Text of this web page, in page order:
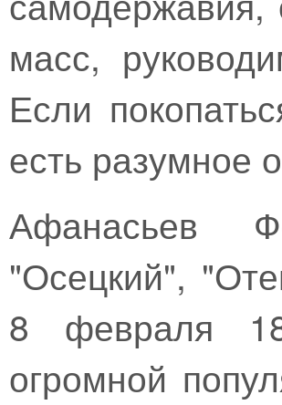
масс,
Если
есть разумное
Афанасьев
"Осецкий",
8 февраля
огромной